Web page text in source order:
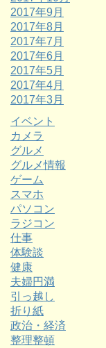
2017年9月
2017年8月
2017年7月
2017年6月
2017年5月
2017年4月
2017年3月
イベント
カメラ
グルメ
グルメ情報
ゲーム
スマホ
パソコン
ラジコン
仕事
体験談
健康
夫婦円満
引っ越し
折り紙
政治・経済
整理整頓